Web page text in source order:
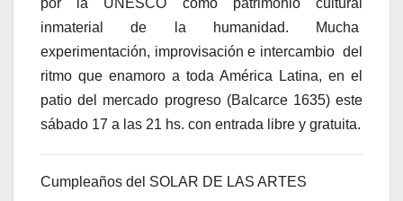
por la UNESCO como patrimonio cultural
inmaterial de la humanidad. Mucha
experimentación, improvisación e intercambio del
ritmo que enamoro a toda América Latina, en el
patio del mercado progreso (Balcarce 1635) este
sábado 17 a las 21 hs. con entrada libre y gratuita.
Cumpleaños del SOLAR DE LAS ARTES